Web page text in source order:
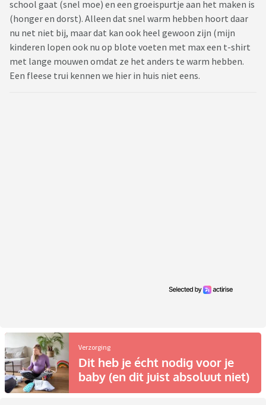
school gaat (snel moe) en een groeispurtje aan het maken is
(honger en dorst). Alleen dat snel warm hebben hoort daar
nu net niet bij, maar dat kan ook heel gewoon zijn (mijn
kinderen lopen ook nu op blote voeten met max een t-shirt
met lange mouwen omdat ze het anders te warm hebben.
Een fleese trui kennen we hier in huis niet eens.
Verzorging
Dit heb je écht nodig voor je
baby (en dit juist absoluut niet)